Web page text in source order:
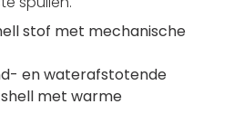
stof met mechanische
en waterafstotende
met warme